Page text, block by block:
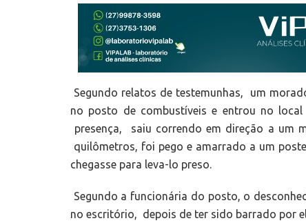
Segundo relatos de testemunhas, um
no posto de combustíveis e entrou no
presença, saiu correndo em direção a um
quilômetros, foi pego e amarrado a um
chegasse para leva-lo preso.
Segundo a funcionária do posto, o
no escritório, depois de ter sido barrado por